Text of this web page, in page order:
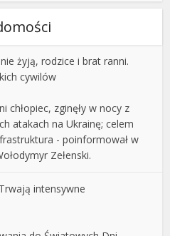
żyją, rodzice i brat ranni.
cywilów
chłopiec, zginęły w nocy z
atakach na Ukrainę; celem
- poinformował w
Zełenski.
intensywne